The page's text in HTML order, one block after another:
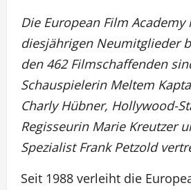
Die European Film Academy
diesjährigen Neumitglieder
den 462 Filmschaffenden
Schauspielerin Meltem
Charly Hübner, Hollywood-
Regisseurin Marie Kreutzer
Spezialist Frank Petzold
Seit 1988 verleiht die